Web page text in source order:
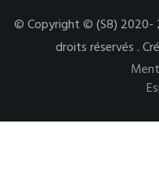
© Copyright © (S8) 2020-
droits réservés .